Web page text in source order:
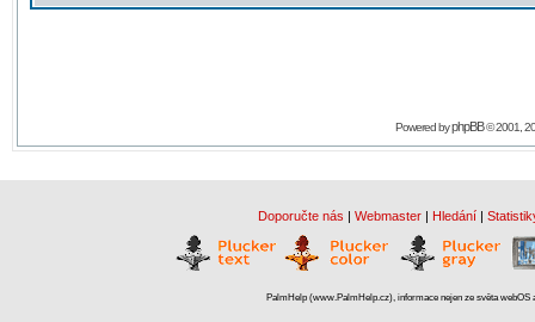
Powered byphpBB© 2001,
Doporučte nás | Webmaster | Hledání |
PalmHelp (www.PalmHelp.cz), informace nejen ze světa